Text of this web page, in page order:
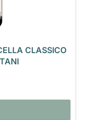
CLASSICO